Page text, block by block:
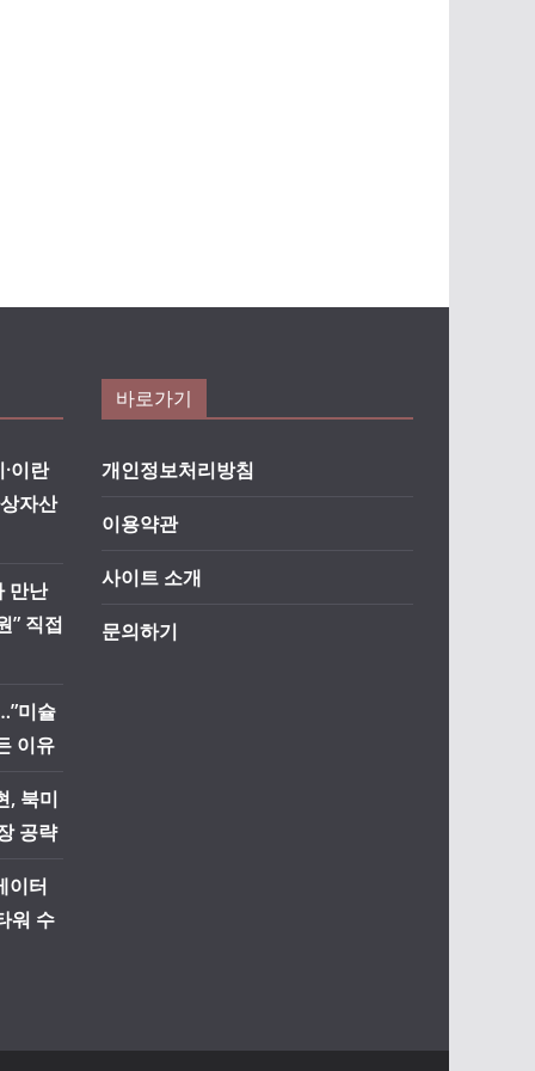
이란
자산
만난
” 직접
미슐
이유
, 북미
공략
이터
워 수
바로가기
개인정보처리방침
이용약관
사이트 소개
문의하기